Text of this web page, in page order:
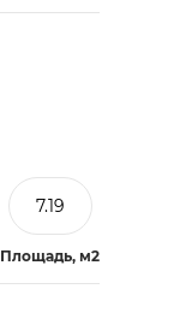
Площадь, м2